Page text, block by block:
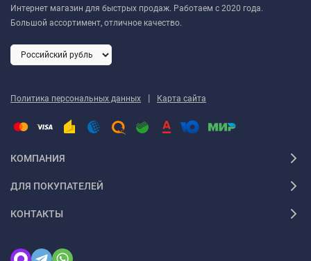
Интернет магазин для быстрых продаж. Работаем с 2020 года.
Большой ассортимент, отличное качество.
Политика персональных данных | Карта сайта
КОМПАНИЯ
ДЛЯ ПОКУПАТЕЛЕЙ
КОНТАКТЫ